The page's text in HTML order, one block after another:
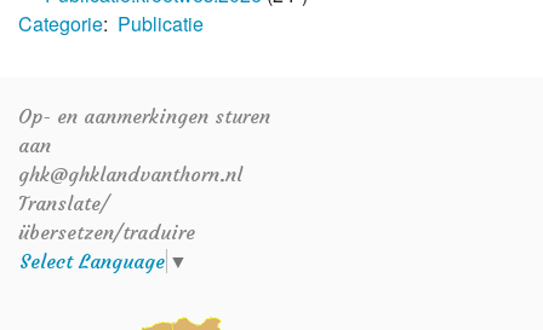
Categorie: Publicatie
Op- en aanmerkingen sturen
aan
ghk@ghklandvanthorn.nl
Translate/
übersetzen/traduire
Select Language ▼